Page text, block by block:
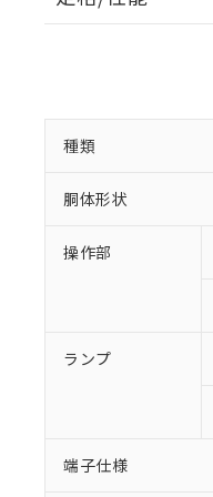
種類
胴体形状
操作部
ランプ
端子仕様